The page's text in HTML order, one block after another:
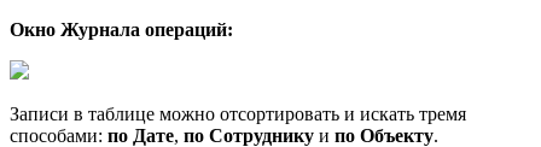
Окно Журнала операций:
Записи в таблице можно отсортировать и искать тремя
способами: по Дате, по Сотруднику и по Объекту.